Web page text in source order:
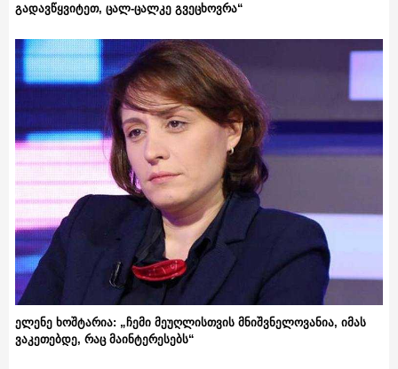
გადავწყვიტეთ, ცალ-ცალკე გვეცხოვრა“
ელენე ხოშტარია: „ჩემი მეუღლისთვის მნიშვნელოვანია, იმას
ვაკეთებდე, რაც მაინტერესებს“